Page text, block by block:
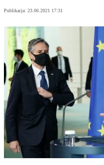
Publikacja: 23.06.2021 17:31